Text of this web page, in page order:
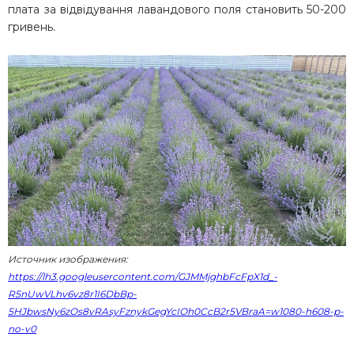
плата за відвідування лавандового поля становить 50-200
гривень.
Источник изображения:
https://lh3.googleusercontent.com/GJMMjghbFcFpX1d_-
R5nUwVLhv6vz8r1I6DbBp-
5HJbwsNy6zOs8vRAsyFznykGegYcIOh0CcB2r5VBraA=w1080-h608-p-
no-v0